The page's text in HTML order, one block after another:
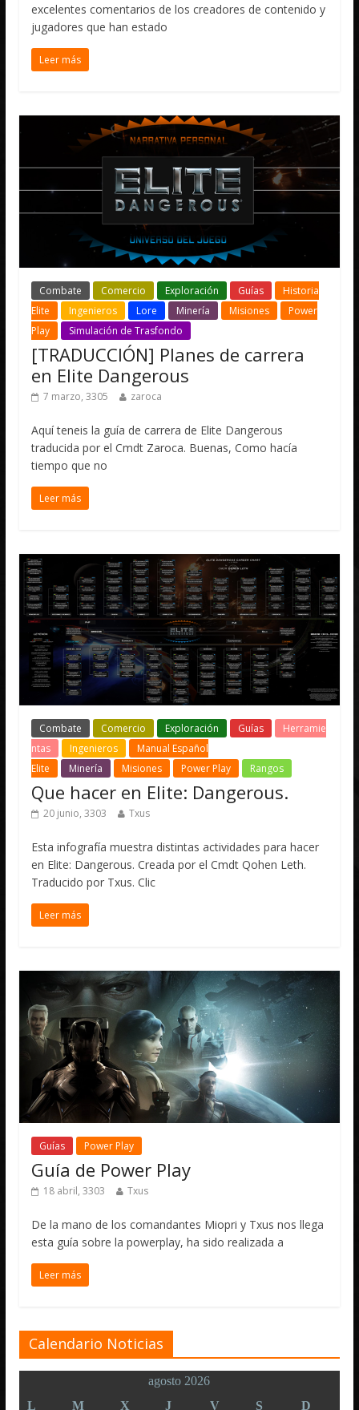
excelentes comentarios de los creadores de contenido y
jugadores que han estado
Leer más
Combate Comercio Exploración Guías
Historia
Elite
Ingenieros Lore Minería Misiones
Power
Play
Simulación de Trasfondo
[TRADUCCIÓN] Planes de carrera
en Elite Dangerous
7 marzo, 3305 zaroca
Aquí teneis la guía de carrera de Elite Dangerous
traducida por el Cmdt Zaroca. Buenas, Como hacía
tiempo que no
Leer más
Combate Comercio Exploración Guías
Herramie
ntas
Ingenieros
Manual Español
Elite
Minería Misiones Power Play Rangos
Que hacer en Elite: Dangerous.
20 junio, 3303 Txus
Esta infografía muestra distintas actividades para hacer
en Elite: Dangerous. Creada por el Cmdt Qohen Leth.
Traducido por Txus. Clic
Leer más
Guías Power Play
Guía de Power Play
18 abril, 3303 Txus
De la mano de los comandantes Miopri y Txus nos llega
esta guía sobre la powerplay, ha sido realizada a
Leer más
Calendario Noticias
agosto 2026
L
M X J V S D